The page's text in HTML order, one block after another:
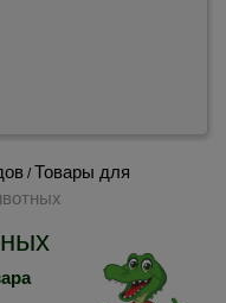
/Товары для